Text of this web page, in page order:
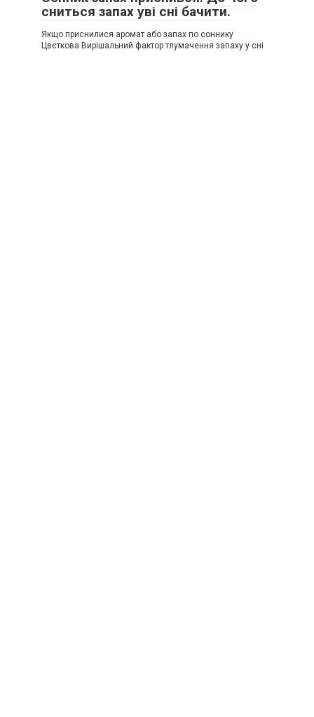
сниться запах уві сні бачити.
Якщо приснилися аромат або запах по соннику
Цвєткова Вирішальний фактор тлумачення запаху у сні